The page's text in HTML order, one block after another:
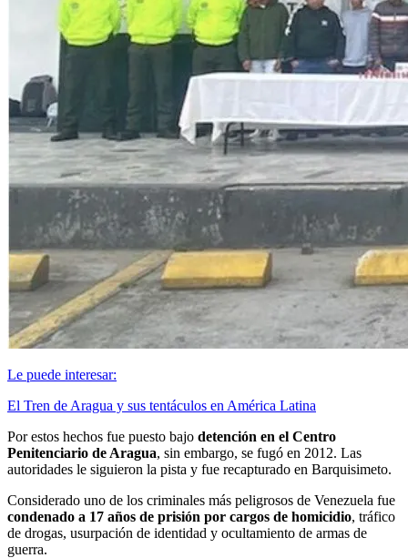
Le puede interesar:
El Tren de Aragua y sus tentáculos en América Latina
Por estos hechos fue puesto bajo detención en el Centro
Penitenciario de Aragua, sin embargo, se fugó en 2012. Las
autoridades le siguieron la pista y fue recapturado en Barquisimeto.
Considerado uno de los criminales más peligrosos de Venezuela fue
condenado a 17 años de prisión por cargos de homicidio, tráfico
de drogas, usurpación de identidad y ocultamiento de armas de
guerra.